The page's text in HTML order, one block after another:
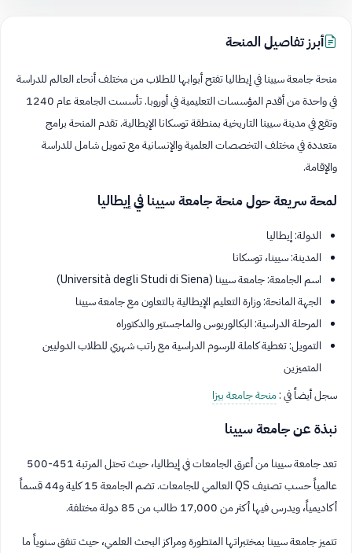
أبرز تفاصيل المنحة
منحة جامعة سيينا في إيطاليا تفتح أبوابها للطلاب من مختلف أنحاء العالم للدراسة
في واحدة من أقدم المؤسسات التعليمية في أوروبا. تأسست الجامعة عام 1240
وتقع في مدينة سيينا التاريخية بمنطقة توسكانا الإيطالية. تقدم المنحة برامج
متعددة في مختلف التخصصات العلمية والإنسانية مع تمويل شامل للدراسة
والإقامة.
لمحة سريعة حول منحة جامعة سيينا في إيطاليا
الدولة: إيطاليا
المدينة: سيينا، توسكانا
اسم الجامعة: جامعة سيينا (Università degli Studi di Siena)
الجهة المانحة: وزارة التعليم الإيطالية بالتعاون مع جامعة سيينا
المرحلة الدراسية: البكالوريوس والماجستير والدكتوراه
التمويل: تغطية كاملة للرسوم الدراسية مع راتب شهري للطلاب الدوليين
المتميزين
سجل أيضاً في :منحة جامعة بيزا
نبذة عن جامعة سيينا
تعد جامعة سيينا من أعرق الجامعات في إيطاليا، حيث تحتل المرتبة 451-500
عالمياً حسب تصنيف QS العالمي للجامعات. تضم الجامعة 15 كلية و44 قسماً
أكاديمياً، ويدرس فيها أكثر من 17,000 طالب من 85 دولة مختلفة.
تتميز جامعة سيينا بمختبراتها المتطورة ومراكز البحث العلمي، حيث تنفق سنوياً ما